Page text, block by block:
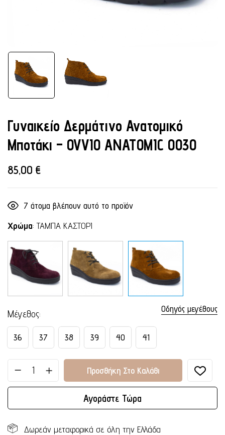
Γυναικείο Δερμάτινο Ανατομικό
Μποτάκι – OVVIO ANATOMIC 0030
85,00 €
7 άτομα βλέπουν αυτό το προϊόν
Χρώμα: ΤΑΜΠΑ ΚΑΣΤΟΡΙ
Οδηγός μεγέθους
Μέγεθος
36 37 38 39 40 41
Προσθήκη Στο Καλάθι
Αγοράστε Τώρα
Δωρεάν μεταφορικά σε όλη την Ελλάδα